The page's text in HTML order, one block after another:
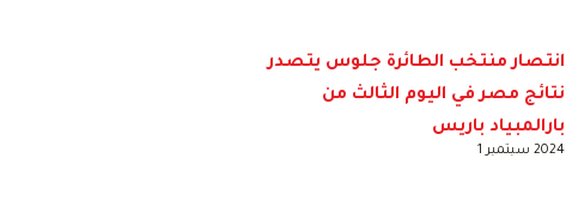
انتصار منتخب الطائرة جلوس يتصدر
نتائج مصر في اليوم الثالث من
بارالمبياد باريس
2024 سبتمبر 1